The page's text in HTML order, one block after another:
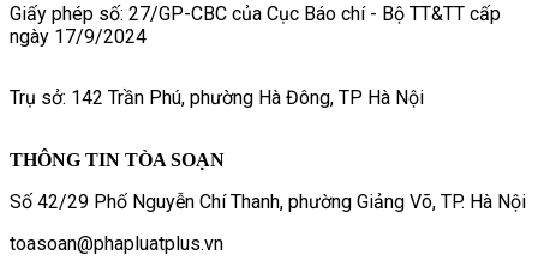
Giấy phép số: 27/GP-CBC của Cục Báo chí - Bộ TT&TT cấp
ngày 17/9/2024
Trụ sở: 142 Trần Phú, phường Hà Đông, TP Hà Nội
THÔNG TIN TÒA SOẠN
Số 42/29 Phố Nguyễn Chí Thanh, phường Giảng Võ, TP. Hà Nội
toasoan@phapluatplus.vn